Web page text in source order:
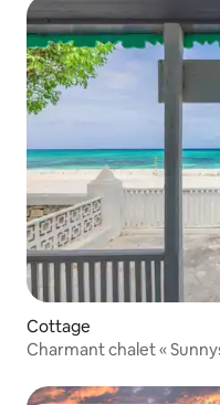
Cottage
Charmant chalet «